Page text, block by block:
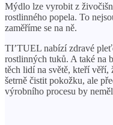
Mýdlo lze vyrobit z
rostlinného popela. To
zaměříme se na ně.
TI’TUEL nabízí zdravé
rostlinných tuků. A také na
těch lidí na světě, kteří věří,
šetrně čistit pokožku, ale
výrobního procesu by